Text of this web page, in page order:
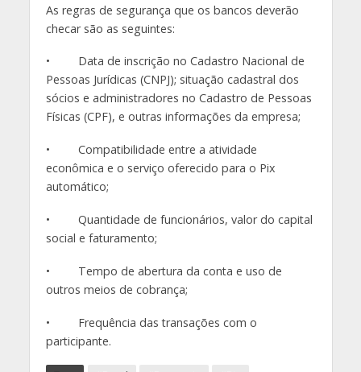
As regras de segurança que os bancos deverão
checar são as seguintes:
• Data de inscrição no Cadastro Nacional de
Pessoas Jurídicas (CNPJ); situação cadastral dos
sócios e administradores no Cadastro de Pessoas
Físicas (CPF), e outras informações da empresa;
• Compatibilidade entre a atividade
econômica e o serviço oferecido para o Pix
automático;
• Quantidade de funcionários, valor do capital
social e faturamento;
• Tempo de abertura da conta e uso de
outros meios de cobrança;
• Frequência das transações com o
participante.